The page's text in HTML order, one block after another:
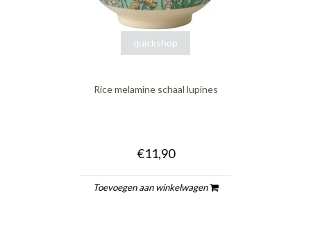
quickshop
Rice melamine schaal lupines
€11,90
Toevoegen aan winkelwagen